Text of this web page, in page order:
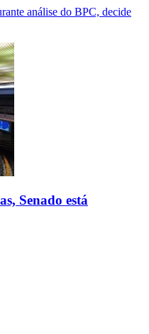
análise do BPC, decide
Senado está